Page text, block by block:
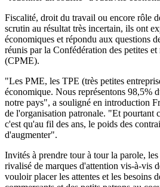
Fiscalité, droit du travail ou encore rôle
scrutin au résultat très incertain, ils ont
économiques et répondu aux questions
réunis par la Confédération des petites et
(CPME).
"Les PME, les TPE (très petites
économique. Nous représentons 98,5%
notre pays", a souligné en introduction
de l'organisation patronale. "Et pourtant
c'est qu'au fil des ans, le poids des
d'augmenter".
Invités à prendre tour à tour la parole,
rivalisé de marques d'attention vis-à-vis
vouloir placer les attentes et les besoins